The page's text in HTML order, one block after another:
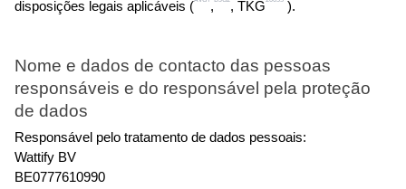
disposições legais aplicáveis (
, , TKG ).
Nome e dados de contacto das pessoas
responsáveis e do responsável pela proteção
de dados
Responsável pelo tratamento de dados pessoais:
Wattify BV
BE0777610990